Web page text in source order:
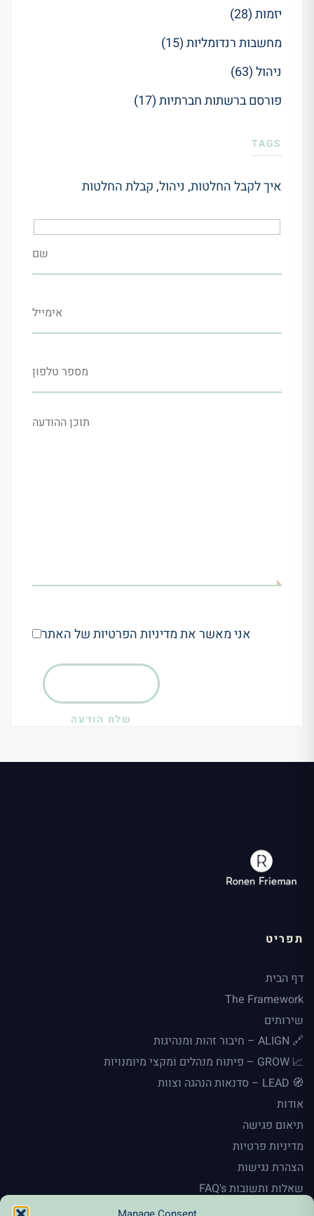
יזמות (28)
מחשבות רנדומליות (15)
ניהול (63)
פורסם ברשתות חברתיות (17)
TAGS
איך לקבל החלטות, ניהול,קבלת החלטות
אני מאשר את מדיניות הפרטיות של האתר
שלח הודעה
תפריט
דף הבית
The Framework
שירותים
🔗 ALIGN – חיבור זהות ומנהיגות
📈 GROW – פיתוח מנהלים ומקצי מיומנויות
🧭 LEAD – סדנאות הנהגה וצוות
אודות
תיאום פגישה
מדיניות פרטיות
הצהרת נגישות
שאלות ותשובות FAQ's